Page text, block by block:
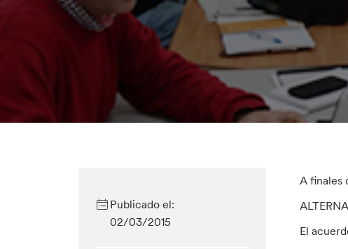
Publicado el:
02/03/2015
A finales
El